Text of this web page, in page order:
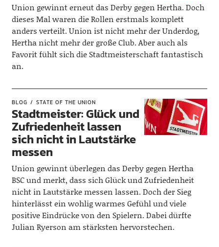
Union gewinnt erneut das Derby gegen Hertha. Doch
dieses Mal waren die Rollen erstmals komplett
anders verteilt. Union ist nicht mehr der Underdog,
Hertha nicht mehr der große Club. Aber auch als
Favorit fühlt sich die Stadtmeisterschaft fantastisch
an.
BLOG STATE OF THE UNION
Stadtmeister: Glück und
Zufriedenheit lassen
sich nicht in Lautstärke
messen
Union gewinnt überlegen das Derby gegen Hertha
BSC und merkt, dass sich Glück und Zufriedenheit
nicht in Lautstärke messen lassen. Doch der Sieg
hinterlässt ein wohlig warmes Gefühl und viele
positive Eindrücke von den Spielern. Dabei dürfte
Julian Ryerson am stärksten hervorstechen.